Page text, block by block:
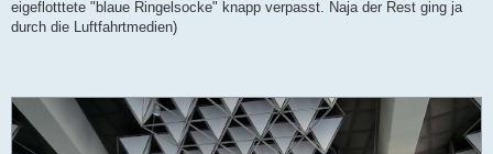
eigeflotttete "blaue Ringelsocke" knapp verpasst. Naja der Rest ging ja
durch die Luftfahrtmedien)